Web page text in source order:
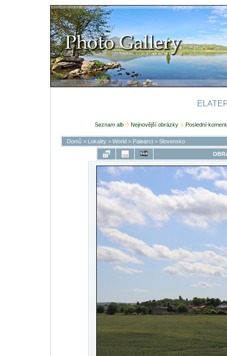
Seznam alb Nejnovější obrázky Poslední
Domů> Lokality> World> Palearct> Slovensko